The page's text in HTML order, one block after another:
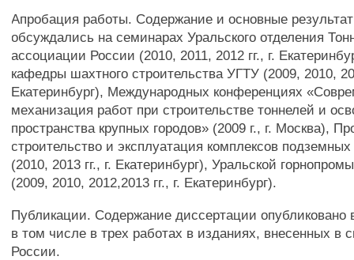
Апробация работы. Содержание и основные
обсуждались на семинарах Уральского отделения
ассоциации России (2010, 2011, 2012 гг., г.
кафедры шахтного строительства УГТУ (2009, 2010,
Екатеринбург), Международных конференциях
механизация работ при строительстве тоннелей и
пространства крупных городов» (2009 г., г. Москва),
строительство и эксплуатация комплексов
(2010, 2013 гг., г. Екатеринбург), Уральской
(2009, 2010, 2012,2013 гг., г. Екатеринбург).
Публикации. Содержание диссертации опубликовано
в том числе в трех работах в изданиях, внесенных в
России.